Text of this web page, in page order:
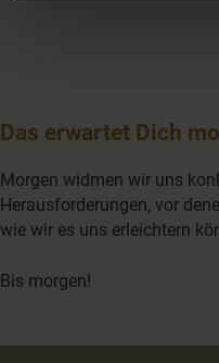
Das erwartet Dich
Morgen widmen wir uns
Herausforderungen, vor
wie wir es uns erleichtern
Bis morgen!